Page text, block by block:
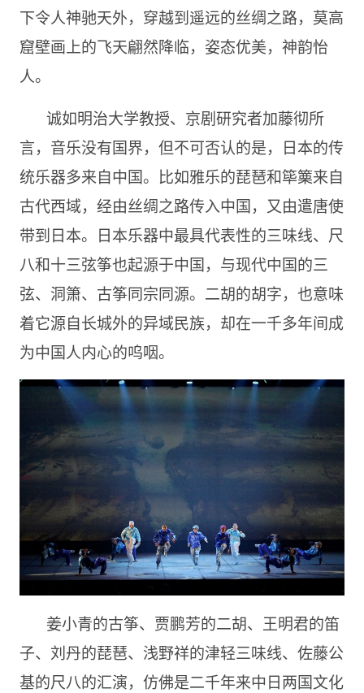
下令人神驰天外，穿越到遥远的丝绸之路，莫高
窟壁画上的飞天翩然降临，姿态优美，神韵怡
人。
诚如明治大学教授、京剧研究者加藤彻所
言，音乐没有国界，但不可否认的是，日本的传
统乐器多来自中国。比如雅乐的琵琶和筚篥来自
古代西域，经由丝绸之路传入中国，又由遣唐使
带到日本。日本乐器中最具代表性的三味线、尺
八和十三弦筝也起源于中国，与现代中国的三
弦、洞箫、古筝同宗同源。二胡的胡字，也意味
着它源自长城外的异域民族，却在一千多年间成
为中国人内心的呜咽。
姜小青的古筝、贾鹏芳的二胡、王明君的笛
子、刘丹的琵琶、浅野祥的津轻三味线、佐藤公
基的尺八的汇演，仿佛是二千年来中日两国文化